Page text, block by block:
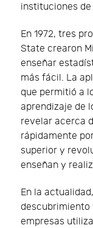
instituciones
En 1972, tres
State crearon
enseñar
más fácil. La
que permitió a
aprendizaje de
revelar acerca
rápidamente
superior y
enseñan y
En la
descubrimiento
empresas